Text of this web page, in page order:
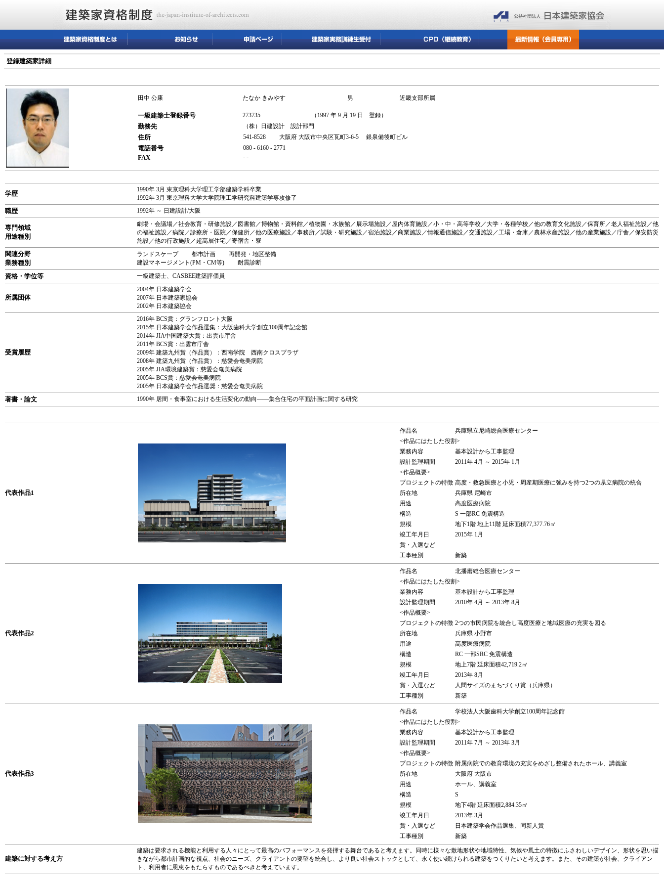
登録建築家詳細
田中 公康 たなか きみやす 男 近畿支部所属
一級建築士登録番号 273735 （1997 年 9 月 19 日 登録）
勤務先 （株）日建設計 設計部門
住所 541-8528 大阪府 大阪市中央区瓦町3-6-5 銀泉備後町ビル
電話番号 080 - 6160 - 2771
FAX - -
学歴
1990年 3月 東京理科大学理工学部建築学科卒業
1992年 3月 東京理科大学大学院理工学研究科建築学専攻修了
職歴 1992年 ～ 日建設計/大阪
専門領域
用途種別
劇場・会議場／社会教育・研修施設／図書館／博物館・資料館／植物園・水族館／展示場施設／屋内体育施設／小・中・高等学校／大学・各種学校／他の教育文化施設／保育所／老人福祉施設／他
の福祉施設／病院／診療所・医院／保健所／他の医療施設／事務所／試験・研究施設／宿泊施設／商業施設／情報通信施設／交通施設／工場・倉庫／農林水産施設／他の産業施設／庁舎／保安防災
施設／他の行政施設／超高層住宅／寄宿舎・寮
関連分野
業務種別
ランドスケープ 都市計画 再開発・地区整備
建設マネージメント(PM・CM等) 耐震診断
資格・学位等 一級建築士、CASBEE建築評価員
所属団体
2004年 日本建築学会
2007年 日本建築家協会
2002年 日本建築協会
受賞履歴
2016年 BCS賞：グランフロント大阪
2015年 日本建築学会作品選集：大阪歯科大学創立100周年記念館
2014年 JIA中国建築大賞：出雲市庁舎
2011年 BCS賞：出雲市庁舎
2009年 建築九州賞（作品賞）：西南学院 西南クロスプラザ
2008年 建築九州賞（作品賞）：慈愛会奄美病院
2005年 JIA環境建築賞：慈愛会奄美病院
2005年 BCS賞：慈愛会奄美病院
2005年 日本建築学会作品選奨：慈愛会奄美病院
著書・論文 1990年 居間・食事室における生活変化の動向――集合住宅の平面計画に関する研究
代表作品1
作品名
兵庫県立尼崎総合医療センター
<作品にはたした役割>
業務内容
基本設計から工事監理
設計監理期間
2011年 4月 ～ 2015年 1月
<作品概要>
プロジェクトの特徴 高度・救急医療と小児・周産期医療に強みを持つ2つの県立病院の統合
所在地
兵庫県 尼崎市
用途
高度医療病院
構造
S 一部RC 免震構造
規模
地下1階 地上11階 延床面積77,377.76㎡
竣工年月日
2015年 1月
賞・入選など
工事種別
新築
代表作品2
作品名
北播磨総合医療センター
<作品にはたした役割>
業務内容
基本設計から工事監理
設計監理期間
2010年 4月 ～ 2013年 8月
<作品概要>
プロジェクトの特徴 2つの市民病院を統合し高度医療と地域医療の充実を図る
所在地
兵庫県 小野市
用途
高度医療病院
構造
RC 一部SRC 免震構造
規模
地上7階 延床面積42,719.2㎡
竣工年月日
2013年 8月
賞・入選など
人間サイズのまちづくり賞（兵庫県）
工事種別
新築
代表作品3
作品名
学校法人大阪歯科大学創立100周年記念館
<作品にはたした役割>
業務内容
基本設計から工事監理
設計監理期間
2011年 7月 ～ 2013年 3月
<作品概要>
プロジェクトの特徴 附属病院での教育環境の充実をめざし整備されたホール、講義室
所在地
大阪府 大阪市
用途
ホール、講義室
構造
S
規模
地下4階 延床面積2,884.35㎡
竣工年月日
2013年 3月
賞・入選など
日本建築学会作品選集、同新人賞
工事種別
新築
建築に対する考え方
建築は要求される機能と利用する人々にとって最高のパフォーマンスを発揮する舞台であると考えます。同時に様々な敷地形状や地域特性、気候や風土の特徴にふさわしいデザイン、形状を思い描
きながら都市計画的な視点、社会のニーズ、クライアントの要望を統合し、より良い社会ストックとして、永く使い続けられる建築をつくりたいと考えます。また、その建築が社会、クライアン
ト、利用者に恩恵をもたらすものであるべきと考えています。